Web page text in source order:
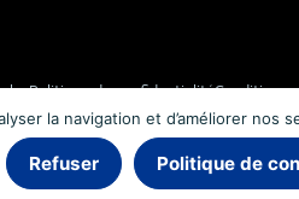
Politique de confidentialitéConditions
2026 MenorcaBus · Autocars à Minorque
la navigation et d’améliorer nos
Refuser Politique de